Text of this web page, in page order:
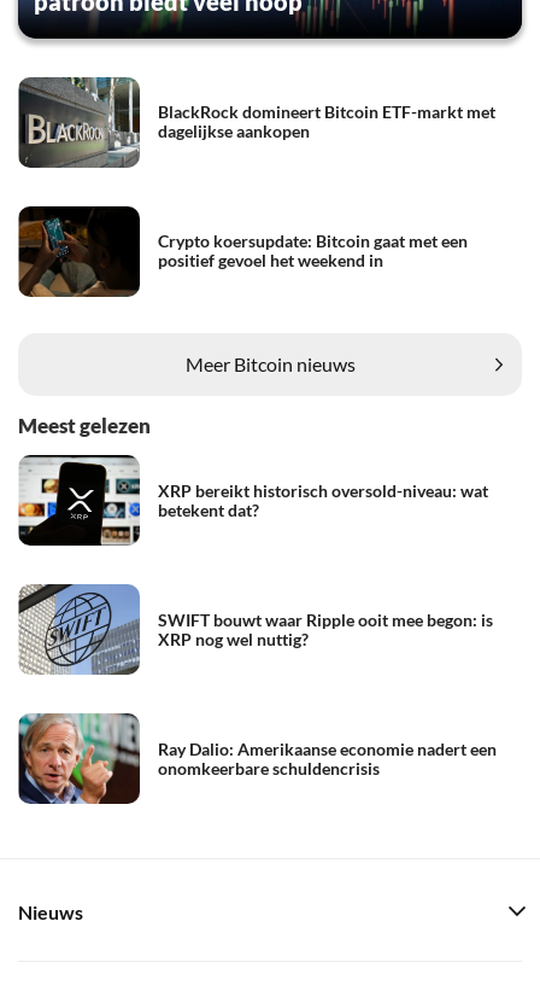
BlackRock domineert Bitcoin ETF-markt met
dagelijkse aankopen
Crypto koersupdate: Bitcoin gaat met een
positief gevoel het weekend in
Meer Bitcoin nieuws
Meest gelezen
XRP bereikt historisch oversold-niveau: wat
betekent dat?
SWIFT bouwt waar Ripple ooit mee begon: is
XRP nog wel nuttig?
Ray Dalio: Amerikaanse economie nadert een
onomkeerbare schuldencrisis
Nieuws